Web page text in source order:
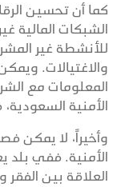
كما أن تحسين
الشبكات المالية
للأنشطة غير
والاغتيالات.
المعلومات مع
الأمنية
وأخيراً، لا يمكن
الأمنية. ففي بلد
العلاقة بين